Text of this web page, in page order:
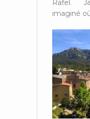
Rafel.
imaginé